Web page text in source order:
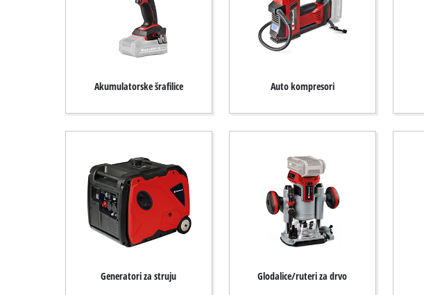
Akumulatorske šrafilice Auto kompresori
Generatori za struju Glodalice/ruteri za drvo